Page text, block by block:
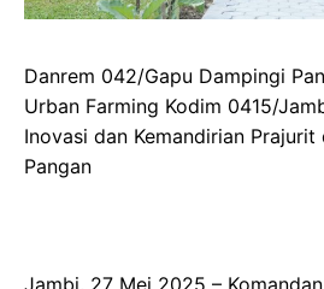
Danrem 042/Gapu Dampingi
Urban Farming Kodim 0415/
Inovasi dan Kemandirian Prajurit
Pangan